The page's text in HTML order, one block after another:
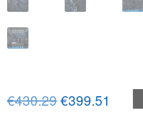
€430.29Ursprünglicher
€399.51